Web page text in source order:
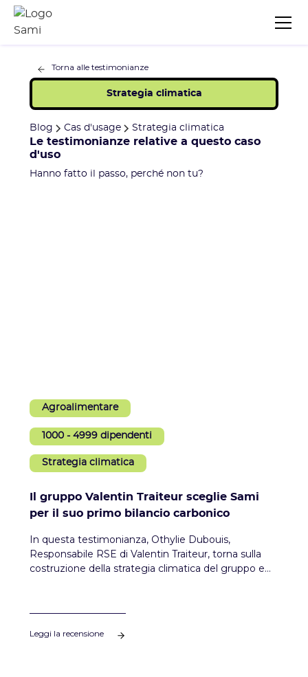
Torna alle testimonianze
Strategia climatica
Blog Cas d'usage Strategia climatica
Le testimonianze relative a questo caso
d'uso
Hanno fatto il passo, perché non tu?
Agroalimentare
1000 - 4999 dipendenti
Strategia climatica
Il gruppo Valentin Traiteur sceglie Sami
per il suo primo bilancio carbonico
In questa testimonianza, Othylie Dubouis,
Responsabile RSE di Valentin Traiteur, torna sulla
costruzione della strategia climatica del gruppo e
Leggi la recensione